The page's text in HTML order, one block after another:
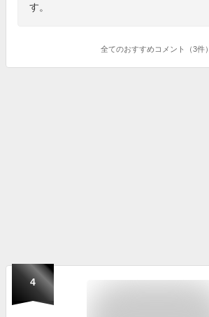
す。
全てのおすすめコメント（3件）
4